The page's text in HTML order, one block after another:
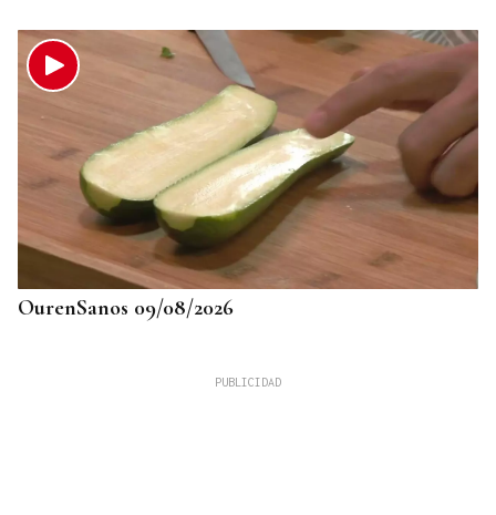
OurenSanos 09/08/2026